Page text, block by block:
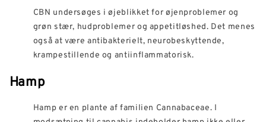
CBN undersøges i øjeblikket for øjenproblemer og
grøn stær, hudproblemer og appetitløshed. Det menes
også at være antibakterielt, neurobeskyttende,
krampestillende og antiinflammatorisk.
Hamp
Hamp er en plante af familien Cannabaceae. I